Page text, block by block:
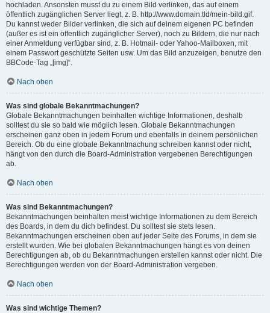
hochladen. Ansonsten musst du zu einem Bild verlinken, das auf einem
öffentlich zugänglichen Server liegt, z. B. http://www.domain.tld/mein-bild.gif.
Du kannst weder Bilder verlinken, die sich auf deinem eigenen PC befinden
(außer es ist ein öffentlich zugänglicher Server), noch zu Bildern, die nur nach
einer Anmeldung verfügbar sind, z. B. Hotmail- oder Yahoo-Mailboxen, mit
einem Passwort geschützte Seiten usw. Um das Bild anzuzeigen, benutze den
BBCode-Tag „[img]“.
Nach oben
Was sind globale Bekanntmachungen?
Globale Bekanntmachungen beinhalten wichtige Informationen, deshalb
solltest du sie so bald wie möglich lesen. Globale Bekanntmachungen
erscheinen ganz oben in jedem Forum und ebenfalls in deinem persönlichen
Bereich. Ob du eine globale Bekanntmachung schreiben kannst oder nicht,
hängt von den durch die Board-Administration vergebenen Berechtigungen
ab.
Nach oben
Was sind Bekanntmachungen?
Bekanntmachungen beinhalten meist wichtige Informationen zu dem Bereich
des Boards, in dem du dich befindest. Du solltest sie stets lesen.
Bekanntmachungen erscheinen oben auf jeder Seite des Forums, in dem sie
erstellt wurden. Wie bei globalen Bekanntmachungen hängt es von deinen
Berechtigungen ab, ob du Bekanntmachungen erstellen kannst oder nicht. Die
Berechtigungen werden von der Board-Administration vergeben.
Nach oben
Was sind wichtige Themen?